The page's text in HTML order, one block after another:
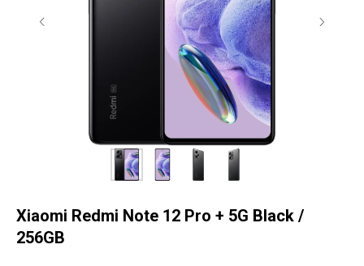
Xiaomi Redmi Note 12 Pro + 5G Black /
256GB